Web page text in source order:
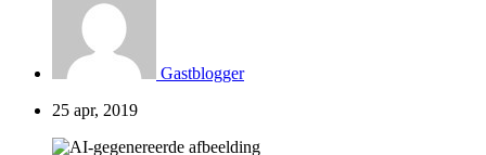
Gastblogger
25 apr, 2019